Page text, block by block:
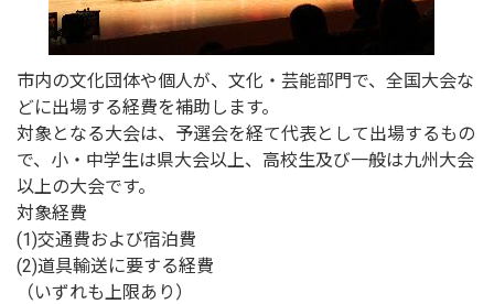
市内の文化団体や個人が、文化・芸能部門で、全国大会な
どに出場する経費を補助します。
対象となる大会は、予選会を経て代表として出場するもの
で、小・中学生は県大会以上、高校生及び一般は九州大会
以上の大会です。
対象経費
(1)交通費および宿泊費
(2)道具輸送に要する経費
（いずれも上限あり）